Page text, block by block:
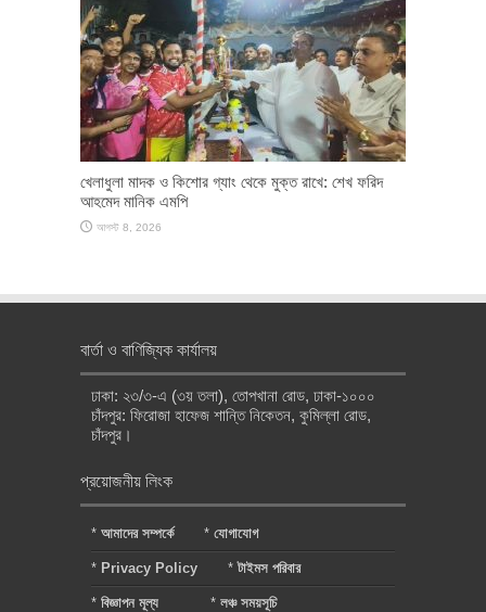
খেলাধুলা মাদক ও কিশোর গ্যাং থেকে মুক্ত রাখে: শেখ ফরিদ
আহমেদ মানিক এমপি
আগস্ট 8, 2026
বার্তা ও বাণিজ্যিক কার্যালয়
ঢাকা: ২৩/৩-এ (৩য় তলা), তোপখানা রোড, ঢাকা-১০০০
চাঁদপুর: ফিরোজা হাফেজ শান্তি নিকেতন, কুমিল্লা রোড,
চাঁদপুর।
প্রয়োজনীয় লিংক
* আমাদের সম্পর্কে * যোগাযোগ
* Privacy Policy *টাইমস পরিবার
* বিজ্ঞাপন মূল্য * লঞ্চ সময়সূচি